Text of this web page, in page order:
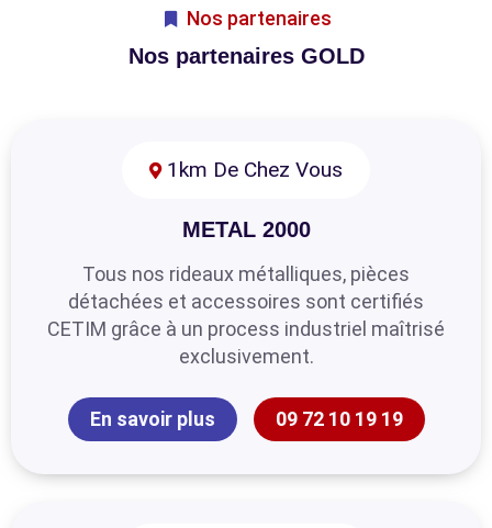
Nos partenaires
Nos partenaires GOLD
1km De Chez Vous
METAL 2000
Tous nos rideaux métalliques, pièces
détachées et accessoires sont certifiés
CETIM grâce à un process industriel maîtrisé
exclusivement.
En savoir plus 09 72 10 19 19